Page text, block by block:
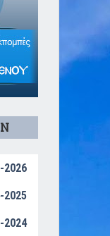
2026
2025
2024